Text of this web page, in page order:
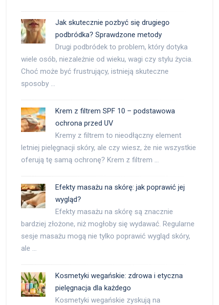
Jak skutecznie pozbyć się drugiego
podbródka? Sprawdzone metody
Drugi podbródek to problem, który dotyka
wiele osób, niezależnie od wieku, wagi czy stylu życia.
Choć może być frustrujący, istnieją skuteczne
sposoby …
Krem z filtrem SPF 10 – podstawowa
ochrona przed UV
Kremy z filtrem to nieodłączny element
letniej pielęgnacji skóry, ale czy wiesz, że nie wszystkie
oferują tę samą ochronę? Krem z filtrem …
Efekty masażu na skórę: jak poprawić jej
wygląd?
Efekty masażu na skórę są znacznie
bardziej złożone, niż mogłoby się wydawać. Regularne
sesje masażu mogą nie tylko poprawić wygląd skóry,
ale …
Kosmetyki wegańskie: zdrowa i etyczna
pielęgnacja dla każdego
Kosmetyki wegańskie zyskują na